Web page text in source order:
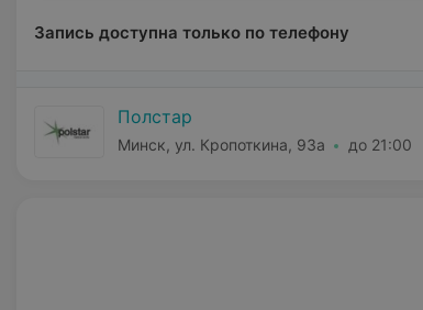
Запись доступна только по телефону
Полстар
Минск, ул. Кропоткина, 93а до 21:00